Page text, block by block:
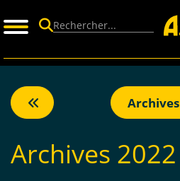
Archives
Archives 2022